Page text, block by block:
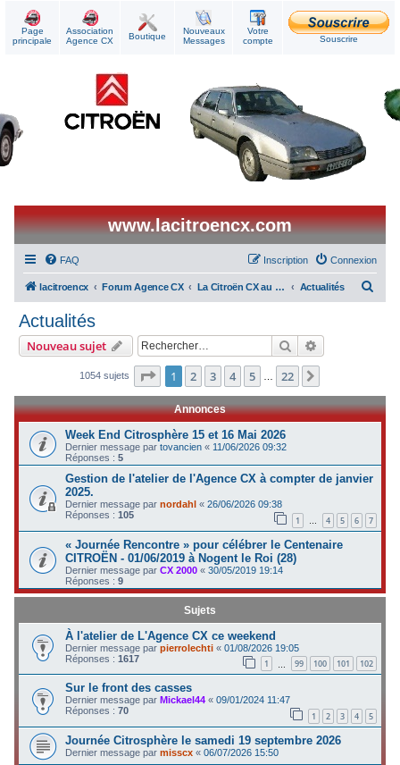
Page
principale
Association
Agence CX
Boutique
Nouveaux
Messages
Votre
compte
Souscrire
www.lacitroencx.com
FAQ Connexion
Inscription
lacitroencx Forum Agence CX La Citroën CX au quotidien Actualités
c
Actualités
Nouveau sujet Rechercher
1054 sujets Page 1sur22
1 2 3 4 5 22
Annonces
Week End Citrosphère 15 et 16 Mai 2026
Dernier message partovancien « 11/06/2026 09:32
Réponses :5
Gestion de l'atelier de l'Agence CX à compter de janvier
2025.
Dernier message parnordahl «26/06/2026 09:38
Réponses :105 1 … 4 5 6 7
« Journée Rencontre » pour célébrer le Centenaire
CITROËN - 01/06/2019 à Nogent le Roi (28)
Dernier message parCX 2000 «30/05/2019 19:14
Réponses :9
Sujets
À l'atelier de L'Agence CX ce weekend
Dernier message parpierrolechti «01/08/2026 19:05
Réponses :1617 1 99 100 101 102
Sur le front des casses
Dernier message par Mickael44 «09/01/2024 11:47
Réponses :70 1 2 3 4 5
Journée Citrosphère le samedi 19 septembre 2026
Dernier message parmisscx «06/07/2026 15:50